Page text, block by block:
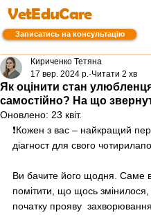
VetEduCare
Записатись на консультацію
Як оцінити стан
самостійно? На що
Кириченко Тетяна
17 вер. 2024 р. Читати 2 хв
Оновлено: 23 квіт.
❗️Кожен з вас – найкращий
діагност для свого
Ви бачите його щодня. Саме
помітити, що щось
початку прояву